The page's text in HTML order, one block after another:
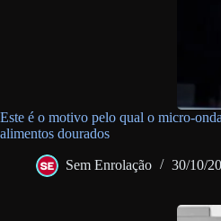
Este é o motivo pelo qual o micro-
alimentos dourados
Sem Enrolação 30/10/